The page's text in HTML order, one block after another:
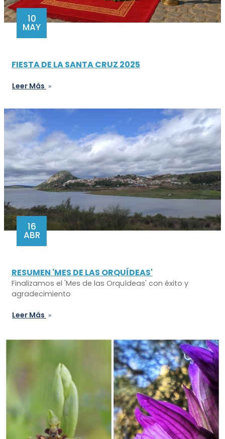
10
MAY
FIESTA DE LA SANTA CRUZ 2025
Leer Más
16
ABR
RESUMEN 'MES DE LAS ORQUÍDEAS'
Finalizamos el 'Mes de las Orquídeas' con éxito y
agradecimiento
Leer Más